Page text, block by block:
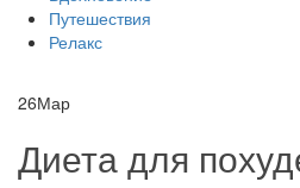
Путешествия
Релакс
26Мар
Диета для